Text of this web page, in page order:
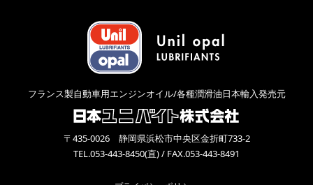
フランス製自動車用エンジンオイル/各種潤滑油日本輸入発売元
〒435-0026 静岡県浜松市中央区金折町733-2
TEL.053-443-8450(直) / FAX.053-443-8491